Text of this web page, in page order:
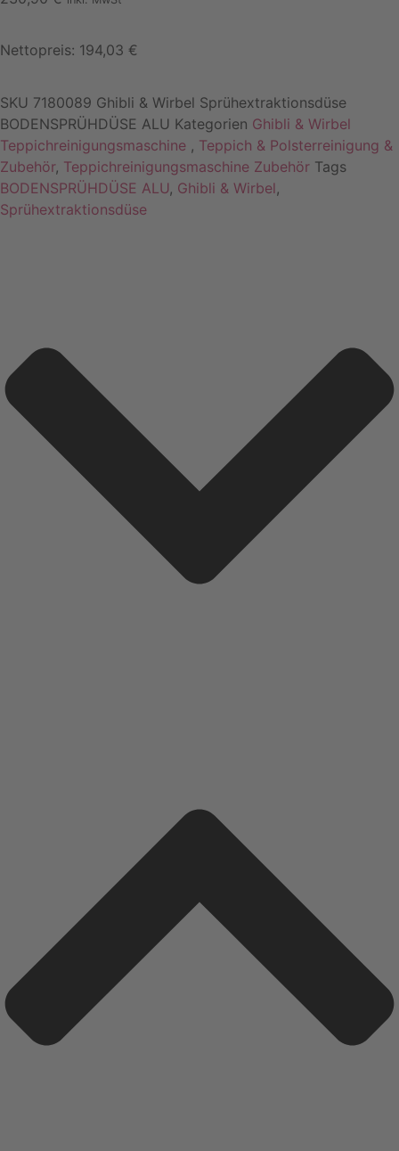
Nettopreis: 194,03 €
SKU 7180089 Ghibli & Wirbel Sprühextraktionsdüse
BODENSPRÜHDÜSE ALU Kategorien Ghibli & Wirbel
Teppichreinigungsmaschine , Teppich & Polsterreinigung &
Zubehör, Teppichreinigungsmaschine Zubehör Tags
BODENSPRÜHDÜSE ALU, Ghibli & Wirbel,
Sprühextraktionsdüse